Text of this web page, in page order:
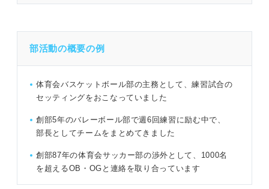
部活動の概要の例
体育会バスケットボール部の主務として、練習試合の
セッティングをおこなっていました
創部5年のバレーボール部で週6回練習に励む中で、
部長としてチームをまとめてきました
創部87年の体育会サッカー部の渉外として、1000名
を超えるOB・OGと連絡を取り合っています